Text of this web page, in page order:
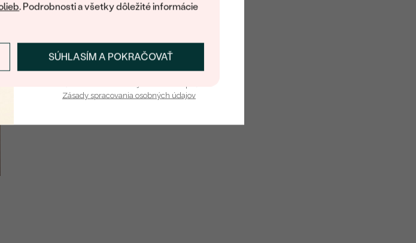
. Podrobnosti a všetky dôležité informácie
SÚHLASÍM A POKRAČOVAŤ
Prihlásiť sa a získať zľavu
Zásady spracovania osobných údajov